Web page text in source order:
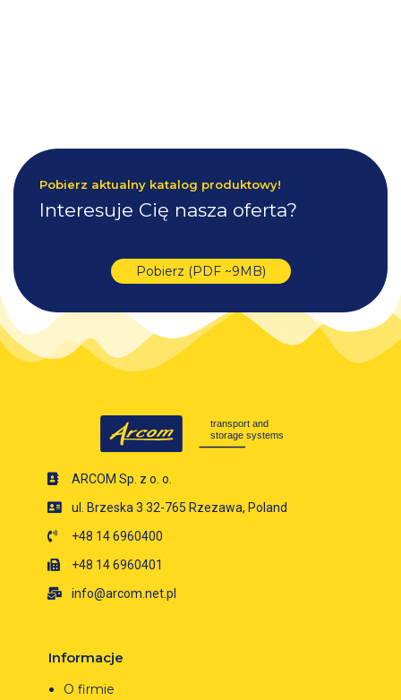
Pobierz aktualny katalog produktowy!
Interesuje Cię nasza oferta?
Pobierz (PDF ~9MB)
ARCOM Sp. z o. o.
ul. Brzeska 3 32-765 Rzezawa, Poland
+48 14 6960400
+48 14 6960401
info@arcom.net.pl
Informacje
O firmie